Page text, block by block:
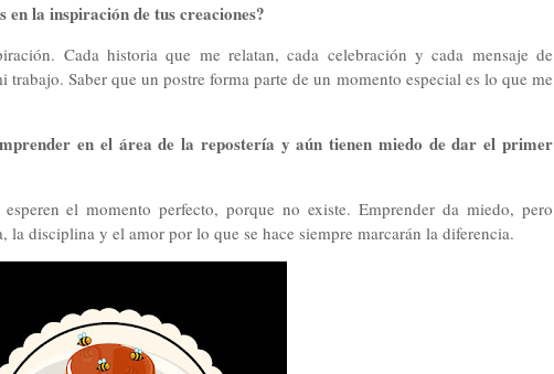
en la inspiración de tus creaciones?
Cada historia que me relatan, cada celebración y cada mensaje de
Saber que un postre forma parte de un momento especial es lo que me
en el área de la repostería y aún tienen miedo de dar el primer
el momento perfecto, porque no existe. Emprender da miedo, pero
la disciplina y el amor por lo que se hace siempre marcarán la diferencia.